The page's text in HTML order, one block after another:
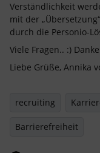
Verständlichkeit
mit der
durch die Personio-
Viele Fragen.. :)
Liebe Grüße, Annika
recruiting
Barrierefreiheit